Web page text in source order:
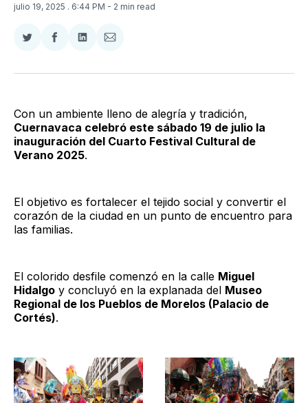
julio 19, 2025 . 6:44 PM - 2 min read
Compartir
Twitter
Compartir
Facebook
Compartir
LinkedIn
Compartir
Email
Con un ambiente lleno de alegría y tradición,
Cuernavaca celebró este sábado 19 de julio la
inauguración del Cuarto Festival Cultural de
Verano 2025.
El objetivo es fortalecer el tejido social y convertir el
corazón de la ciudad en un punto de encuentro para
las familias.
El colorido desfile comenzó en la calle Miguel
Hidalgo y concluyó en la explanada del Museo
Regional de los Pueblos de Morelos (Palacio de
Cortés).